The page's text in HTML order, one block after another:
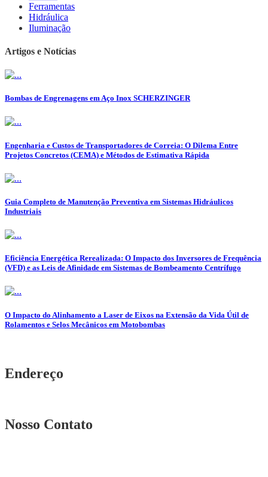
Ferramentas
Hidráulica
Iluminação
Artigos e Notícias
Bombas de Engrenagens em Aço Inox SCHERZINGER
Engenharia e Custos de Transportadores de Correia: O Dilema Entre
Projetos Concretos (CEMA) e Métodos de Estimativa Rápida
Guia Completo de Manutenção Preventiva em Sistemas Hidráulicos
Industriais
Eficiência Energética Rerealizada: O Impacto dos Inversores de Frequência
(VFD) e as Leis de Afinidade em Sistemas de Bombeamento Centrífugo
O Impacto do Alinhamento a Laser de Eixos na Extensão da Vida Útil de
Rolamentos e Selos Mecânicos em Motobombas
Endereço
Nosso Contato